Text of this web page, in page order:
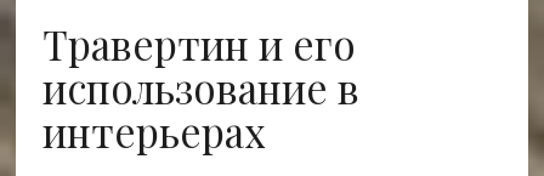
Травертин и его
использование в
интерьерах